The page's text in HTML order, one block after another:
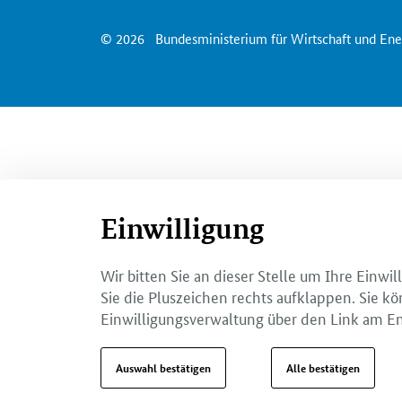
© 2026 Bundesministerium für Wirtschaft und
Einwilligung
Wir bitten Sie an dieser Stelle um Ihre
Sie die Pluszeichen rechts aufklappen. Sie
Einwilligungsverwaltung über den Link am
Auswahl bestätigen Alle bestätigen